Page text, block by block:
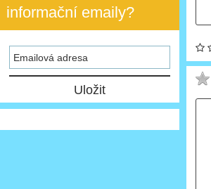
informační emaily?